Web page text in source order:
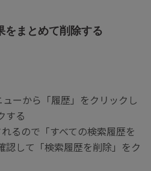
まとめて削除する
ーから「履歴」をクリックし
する
るので「すべての検索履歴を
認して「検索履歴を削除」をク